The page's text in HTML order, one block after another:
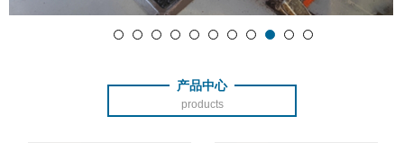
产品中心
products